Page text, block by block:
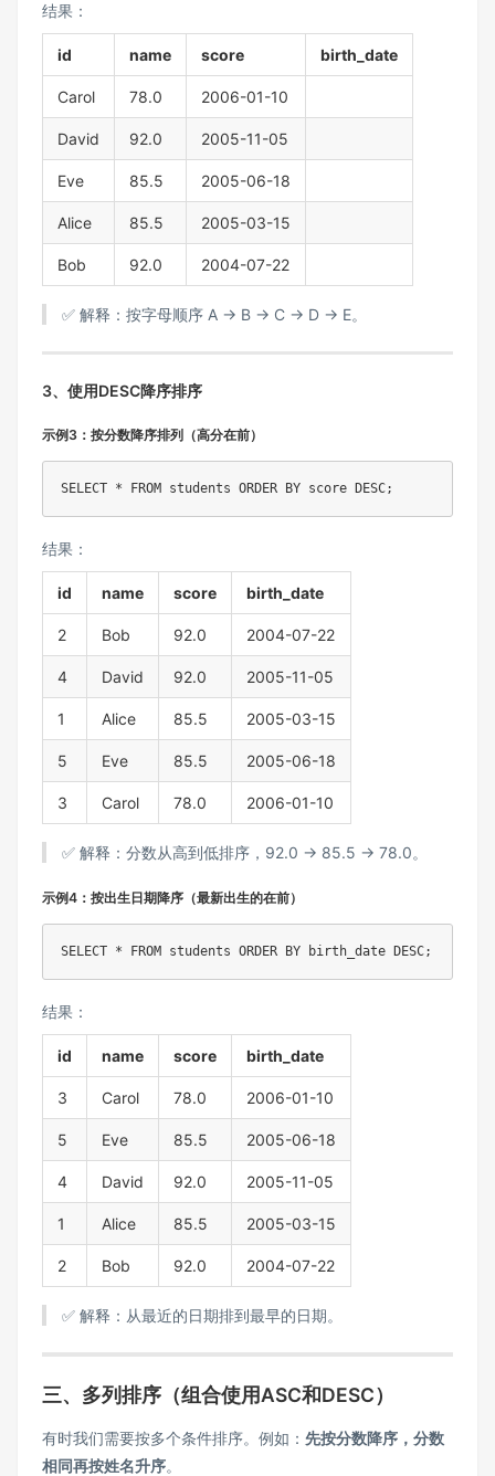
结果：
id name score birth_date
Carol 78.0 2006-01-10
David 92.0 2005-11-05
Eve 85.5 2005-06-18
Alice 85.5 2005-03-15
Bob 92.0 2004-07-22
✅ 解释：按字母顺序 A → B → C → D → E。
3、使用DESC降序排序
示例3：按分数降序排列（高分在前）
SELECT * FROM students ORDER BY score DESC;
结果：
id name score birth_date
2 Bob 92.0 2004-07-22
4 David 92.0 2005-11-05
1 Alice 85.5 2005-03-15
5 Eve 85.5 2005-06-18
3 Carol 78.0 2006-01-10
✅ 解释：分数从高到低排序，92.0 → 85.5 → 78.0。
示例4：按出生日期降序（最新出生的在前）
SELECT * FROM students ORDER BY birth_date DESC;
结果：
id name score birth_date
3 Carol 78.0 2006-01-10
5 Eve 85.5 2005-06-18
4 David 92.0 2005-11-05
1 Alice 85.5 2005-03-15
2 Bob 92.0 2004-07-22
✅ 解释：从最近的日期排到最早的日期。
三、多列排序（组合使用ASC和DESC）
有时我们需要按多个条件排序。例如： 先按分数降序，分数
相同再按姓名升序。